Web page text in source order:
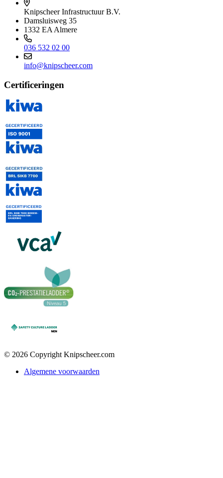
Knipscheer Infrastructuur B.V.
Damsluisweg 35
1332 EA Almere
036 532 02 00
info@knipscheer.com
Certificeringen
© 2026 Copyright Knipscheer.com
Algemene voorwaarden